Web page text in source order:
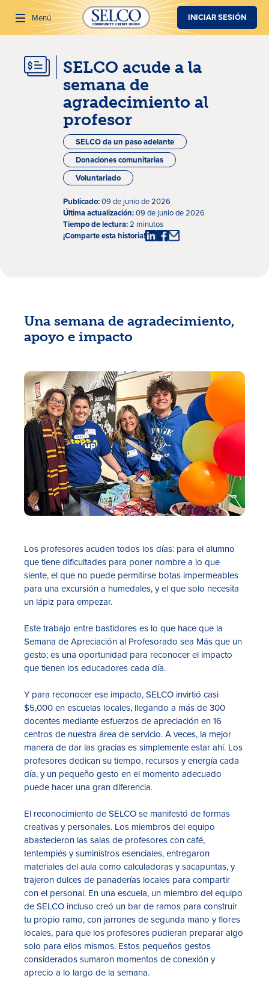
SALTAR AL CONTENIDO PRINCIPAL
Menú
Tasas
Sucursales
Contáctanos
Hazte miembro
Registrarse en la banca digital
INICIAR SESIÓN
SELCO acude a la
semana de
agradecimiento al
profesor
SELCO da un paso adelante
Donaciones comunitarias
Voluntariado
Publicado:09 de junio de 2026
Última actualización:09 de junio de 2026
Tiempo de lectura:2 minutos
¡Comparte esta historia!
Una semana de agradecimiento,
apoyo e impacto
Los profesores acuden todos los días: para el alumno
que tiene dificultades para poner nombre a lo que
siente, el que no puede permitirse botas impermeables
para una excursión a humedales, y el que solo necesita
un lápiz para empezar.
Este trabajo entre bastidores es lo que hace que la
Semana de Apreciación al Profesorado sea Más que un
gesto; es una oportunidad para reconocer el impacto
que tienen los educadores cada día.
Y para reconocer ese impacto, SELCO invirtió casi
$5,000 en escuelas locales, llegando a más de 300
docentes mediante esfuerzos de apreciación en 16
centros de nuestra área de servicio. A veces, la mejor
manera de dar las gracias es simplemente estar ahí. Los
profesores dedican su tiempo, recursos y energía cada
día, y un pequeño gesto en el momento adecuado
puede hacer una gran diferencia.
El reconocimiento de SELCO se manifestó de formas
creativas y personales. Los miembros del equipo
abastecieron las salas de profesores con café,
tentempiés y suministros esenciales, entregaron
materiales del aula como calculadoras y sacapuntas, y
trajeron dulces de panaderías locales para compartir
con el personal. En una escuela, un miembro del equipo
de SELCO incluso creó un bar de ramos para construir
tu propio ramo, con jarrones de segunda mano y flores
locales, para que los profesores pudieran preparar algo
solo para ellos mismos. Estos pequeños gestos
considerados sumaron momentos de conexión y
aprecio a lo largo de la semana.